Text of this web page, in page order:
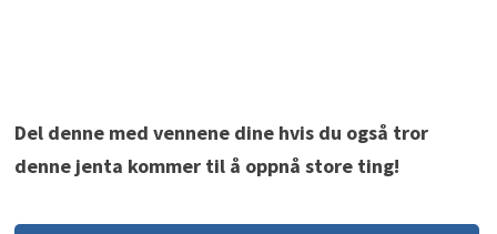
Del denne med vennene dine hvis du også tror
denne jenta kommer til å oppnå store ting!